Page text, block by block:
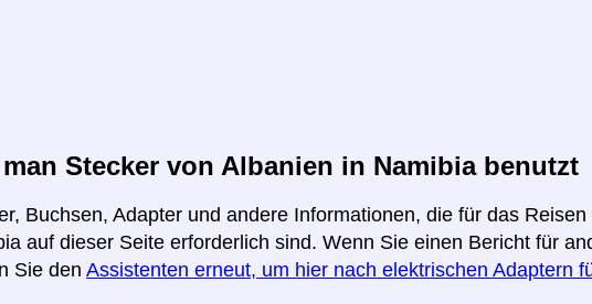
Stecker von Albanien in Namibia benutzt
Buchsen, Adapter und andere Informationen, die für das
auf dieser Seite erforderlich sind. Wenn Sie einen Bericht für
Sie den Assistenten erneut, um hier nach elektrischen Adaptern